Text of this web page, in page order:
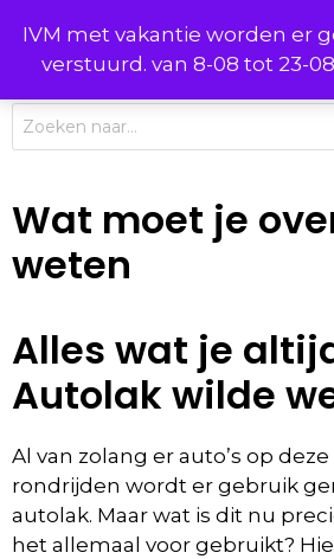
IVM met vakantie worden er
verstuurd. van 8-08 tot 23-
naar
inhoud
0
Producten
zoeken
Wat moet je
weten
Alles wat je
Autolak wilde
Al van zolang er auto’s op
rondrijden wordt er gebruik
autolak. Maar wat is dit nu
het allemaal voor gebruikt?